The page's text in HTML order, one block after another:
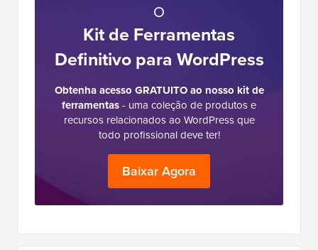
O
Kit de Ferramentas
Definitivo para WordPress
Obtenha acesso GRATUITO ao nosso kit de
ferramentas- uma coleção de produtos e
recursos relacionados ao WordPress que
todo profissional deve ter!
Baixar Agora